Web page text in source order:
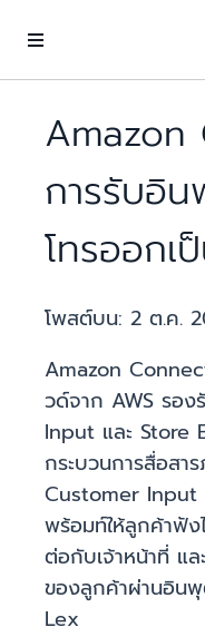
Amazon
การรับอิ
โทรออกเ
โพสต์บน: 2 ต.ค.
Amazon
วด์จาก AWS รอ
Input และ Store
กระบวนการสื่อสา
Customer Input
พร้อมท์ให้ลูกค้าฟัง
ต่อกับเจ้าหน้าที่ แ
ของลูกค้าผ่านอิน
Lex